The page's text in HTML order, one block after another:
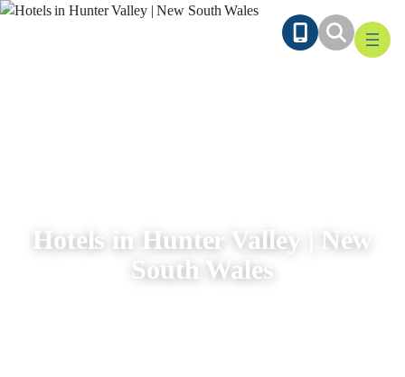
Ga
Hotels in Hunter Valley | New
South Wales